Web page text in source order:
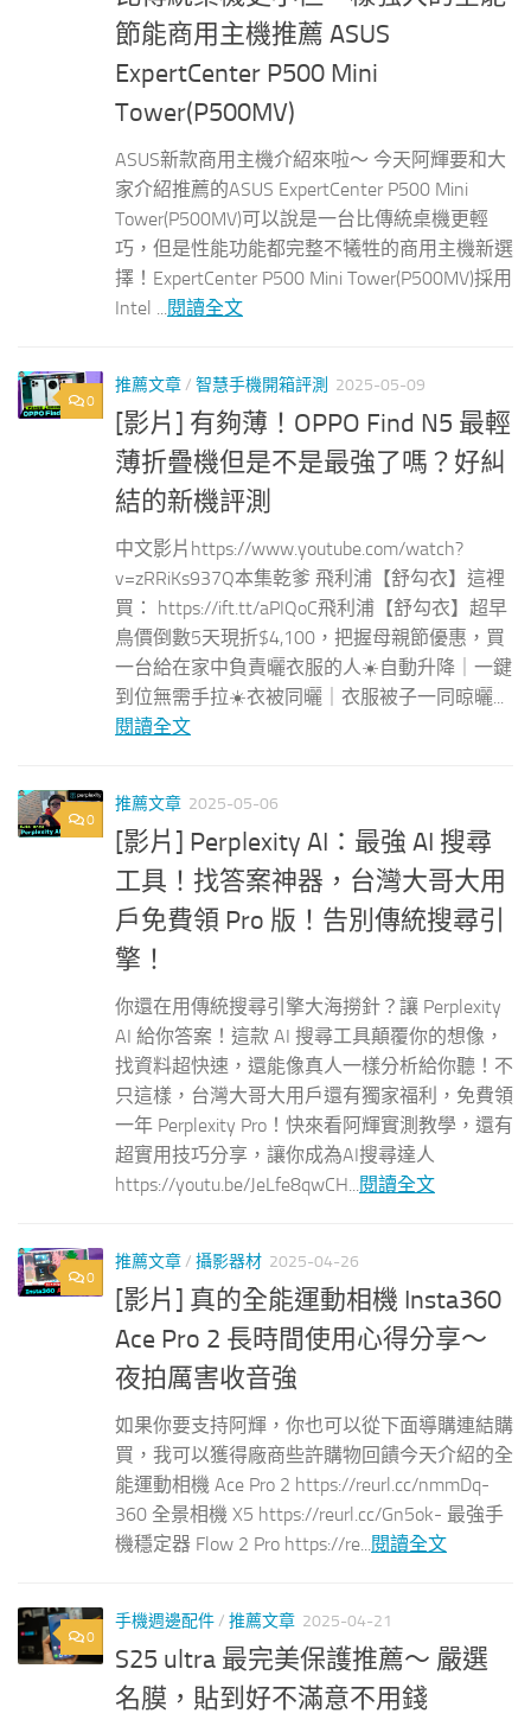
節能商用主機推薦 ASUS
ExpertCenter P500 Mini
Tower(P500MV)
ASUS新款商用主機介紹來啦～ 今天阿輝要和大
家介紹推薦的ASUS ExpertCenter P500 Mini
Tower(P500MV)可以說是一台比傳統桌機更輕
巧，但是性能功能都完整不犧牲的商用主機新選
擇！ExpertCenter P500 Mini Tower(P500MV)採用
Intel ...
閱讀全文
0
推薦文章/ 智慧手機開箱評測 2025-05-09
[影片] 有夠薄！OPPO Find N5 最輕
薄折疊機但是不是最強了嗎？好糾
結的新機評測
中文影片https://www.youtube.com/watch?
v=zRRiKs937Q本集乾爹 飛利浦【舒勾衣】這裡
買： https://ift.tt/aPIQoC飛利浦【舒勾衣】超早
鳥價倒數5天現折$4,100，把握母親節優惠，買
一台給在家中負責曬衣服的人☀️自動升降｜一鍵
到位無需手拉☀️衣被同曬｜衣服被子一同晾曬...
閱讀全文
0
推薦文章 2025-05-06
[影片] Perplexity AI：最強 AI 搜尋
工具！找答案神器，台灣大哥大用
戶免費領 Pro 版！告別傳統搜尋引
擎！
你還在用傳統搜尋引擎大海撈針？讓 Perplexity
AI 給你答案！這款 AI 搜尋工具顛覆你的想像，
找資料超快速，還能像真人一樣分析給你聽！不
只這樣，台灣大哥大用戶還有獨家福利，免費領
一年 Perplexity Pro！快來看阿輝實測教學，還有
超實用技巧分享，讓你成為AI搜尋達人
https://youtu.be/JeLfe8qwCH...閱讀全文
0
推薦文章/ 攝影器材 2025-04-26
[影片] 真的全能運動相機 Insta360
Ace Pro 2 長時間使用心得分享～
夜拍厲害收音強
如果你要支持阿輝，你也可以從下面導購連結購
買，我可以獲得廠商些許購物回饋今天介紹的全
能運動相機 Ace Pro 2 https://reurl.cc/nmmDq-
360 全景相機 X5 https://reurl.cc/Gn5ok- 最強手
機穩定器 Flow 2 Pro https://re...閱讀全文
0
手機週邊配件/ 推薦文章 2025-04-21
S25 ultra 最完美保護推薦～ 嚴選
名膜，貼到好不滿意不用錢